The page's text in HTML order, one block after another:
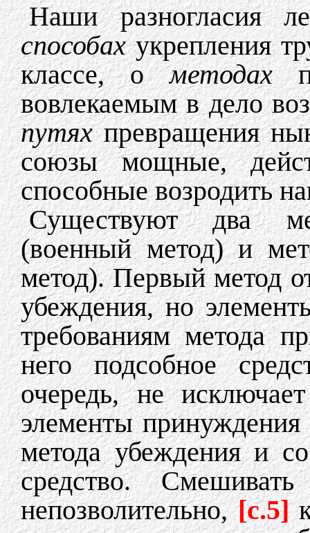
Наши разногласия
способахукрепления
классе, ометодах
вовлекаемым в дело
путяхпревращения
союзы мощные,
способные возродить
Существуют два
(военный метод) и
метод). Первый метод
убеждения, но
требованиям метода
него подсобное
очередь, не
элементы принуждения
метода убеждения и
средство.
непозволительно,[c.5]